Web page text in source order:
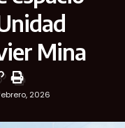
Mina
2026